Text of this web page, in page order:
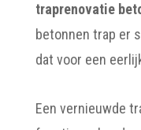
traprenovatie
betonnen trap er
dat voor een
Een vernieuwde